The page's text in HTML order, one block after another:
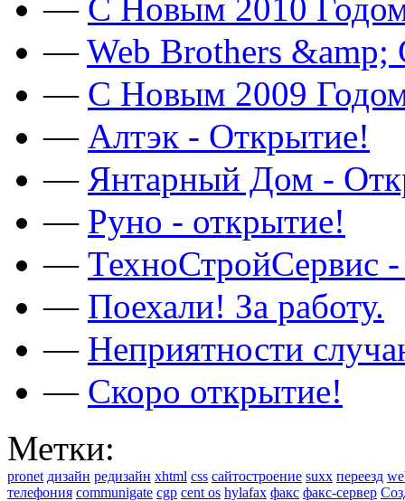
— C Новым 2010
—Web Brothers &amp;
— C Новым 2009
— Алтэк - Открытие!
— Янтарный Дом -
— Руно - открытие!
— ТехноСтройСервис
— Поехали! За работу.
— Неприятности
— Скоро открытие!
Метки:
pronet дизайн редизайн xhtml css сайтостроение suxx переезд
телефония communigate cgp cent os hylafax факс факс-сервер